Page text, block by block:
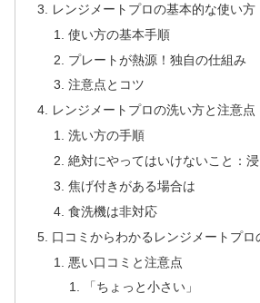
レンジメートプロの基本的な使い方
使い方の基本手順
プレートが熱源！独自の仕組み
注意点とコツ
レンジメートプロの洗い方と注意点
洗い方の手順
絶対にやってはいけないこと：
焦げ付きがある場合は
食洗機は非対応
口コミからわかるレンジメートプロ
悪い口コミと注意点
「ちょっと小さい」